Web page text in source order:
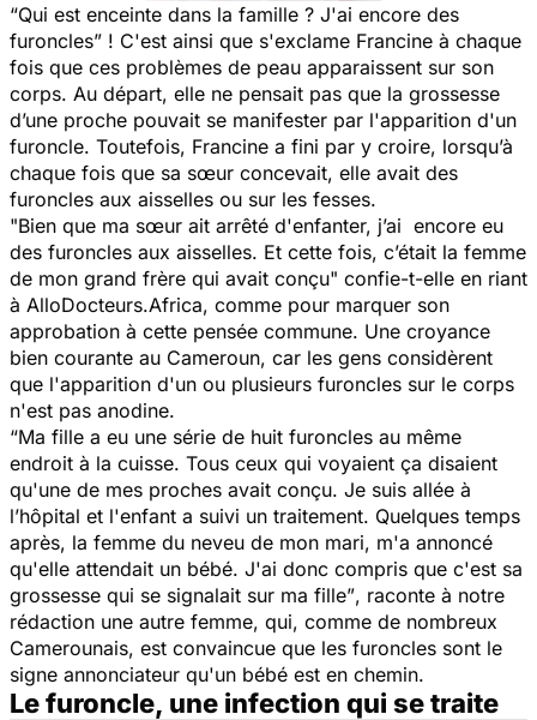
“Qui est enceinte dans la famille ? J'ai encore des
furoncles” ! C'est ainsi que s'exclame Francine à chaque
fois que ces problèmes de peau apparaissent sur son
corps. Au départ, elle ne pensait pas que la grossesse
d’une proche pouvait se manifester par l'apparition d'un
furoncle. Toutefois, Francine a fini par y croire, lorsqu’à
chaque fois que sa sœur concevait, elle avait des
furoncles aux aisselles ou sur les fesses.
"Bien que ma sœur ait arrêté d'enfanter, j’ai encore eu
des furoncles aux aisselles. Et cette fois, c’était la femme
de mon grand frère qui avait conçu" confie-t-elle en riant
à AlloDocteurs.Africa, comme pour marquer son
approbation à cette pensée commune. Une croyance
bien courante au Cameroun, car les gens considèrent
que l'apparition d'un ou plusieurs furoncles sur le corps
n'est pas anodine.
“Ma fille a eu une série de huit furoncles au même
endroit à la cuisse. Tous ceux qui voyaient ça disaient
qu'une de mes proches avait conçu. Je suis allée à
l’hôpital et l'enfant a suivi un traitement. Quelques temps
après, la femme du neveu de mon mari, m'a annoncé
qu'elle attendait un bébé. J'ai donc compris que c'est sa
grossesse qui se signalait sur ma fille”, raconte à notre
rédaction une autre femme, qui, comme de nombreux
Camerounais, est convaincue que les furoncles sont le
signe annonciateur qu'un bébé est en chemin.
Le furoncle, une infection qui se traite